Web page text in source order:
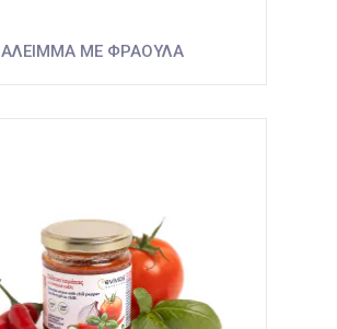
ΑΛΕΙΜΜΑ ΜΕ ΦΡΑΟΥΛΑ